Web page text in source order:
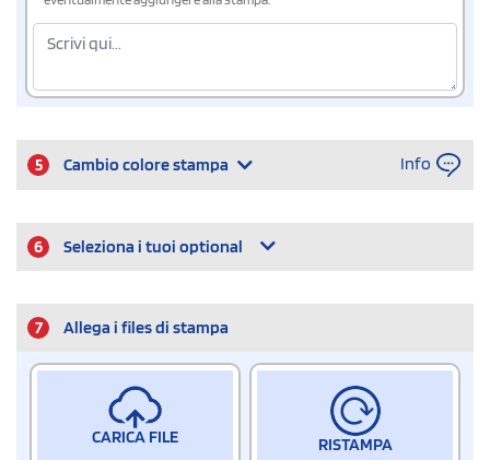
5 Cambio colore stampa Info
6 Seleziona i tuoi optional
7 Allega i files di stampa
CARICA FILE RISTAMPA